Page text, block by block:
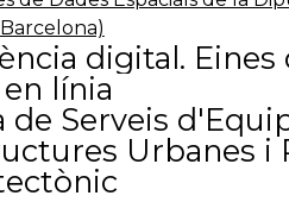
política
(86)
365
Desenvolupament
Desenvolupament
Educació (127)
Emergències i
Espais naturals
(2)
digital. Eines
línia
de Serveis
Urbanes i